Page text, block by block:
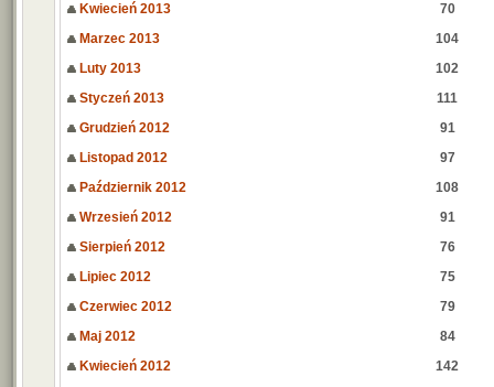
Kwiecień 2013
70
Marzec 2013
104
Luty 2013
102
Styczeń 2013
111
Grudzień 2012
91
Listopad 2012
97
Październik 2012
108
Wrzesień 2012
91
Sierpień 2012
76
Lipiec 2012
75
Czerwiec 2012
79
Maj 2012
84
Kwiecień 2012
142